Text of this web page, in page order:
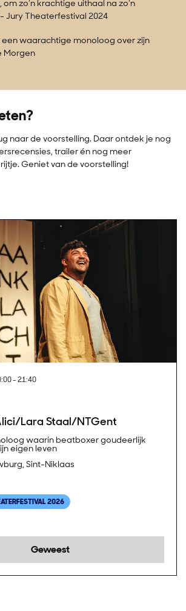
zo’n krachtige uithaal na zo’n
Jury Theaterfestival 2024
een waarachtige monoloog over zijn
Morgen
naar de voorstelling. Daar ontdek je nog
trailer én nog meer
Geniet van de voorstelling!
Lara Staal/NTGent
- 21:40
waarin beatboxer goudeerlijk
eigen leven
Sint-Niklaas
2026
Geweest